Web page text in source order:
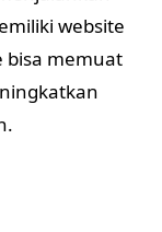
website
bisa memuat